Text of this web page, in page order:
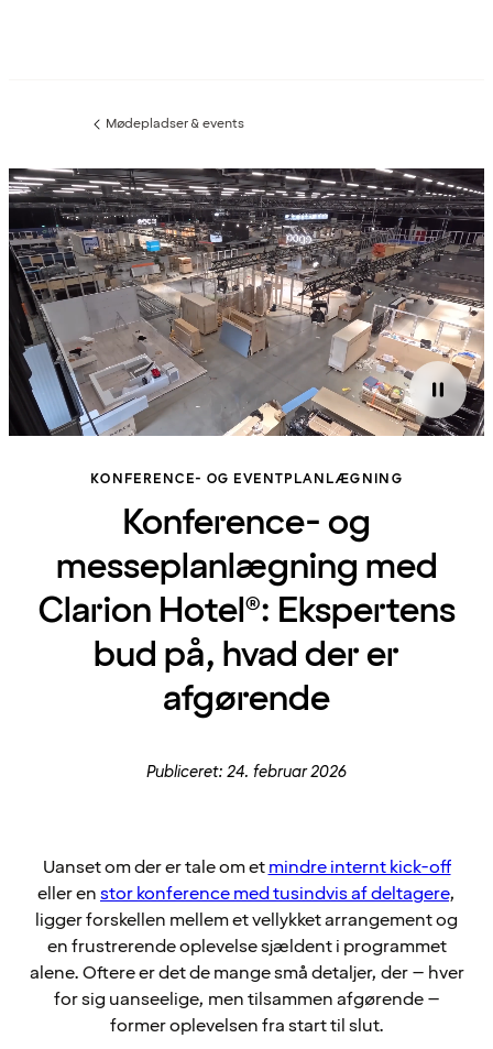
Forrige
:
Mødepladser & events
KONFERENCE- OG EVENTPLANLÆGNING
Konference- og
messeplanlægning med
Clarion Hotel®: Ekspertens
bud på, hvad der er
afgørende
Publiceret: 24. februar 2026
Uanset om der er tale om etmindre internt kick-off
eller enstor konference med tusindvis af deltagere,
ligger forskellen mellem et vellykket arrangement og
en frustrerende oplevelse sjældent i programmet
alene. Oftere er det de mange små detaljer, der – hver
for sig uanseelige, men tilsammen afgørende –
former oplevelsen fra start til slut.